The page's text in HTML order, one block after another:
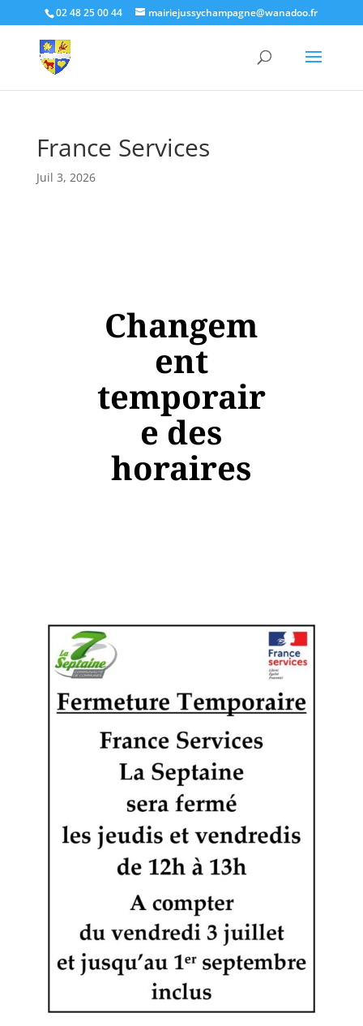
02 48 25 00 44 mairiejussychampagne@wanadoo.fr
France Services
Juil 3, 2026
Changem
ent
temporair
e des
horaires